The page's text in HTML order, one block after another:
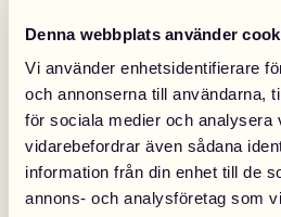
Denna webbplats använder
Vi använder enhetsidentifierare
och annonserna till användarna,
för sociala medier och analysera
vidarebefordrar även sådana
information från din enhet till de
annons- och analysföretag som
Shoe Bag 19,00 zł